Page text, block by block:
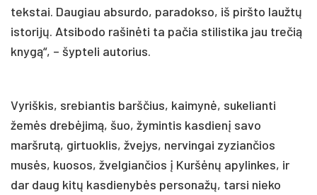
tekstai. Daugiau absurdo, paradokso, iš piršto laužtų
istorijų. Atsibodo rašinėti ta pačia stilistika jau trečią
knygą“, – šypteli autorius.
Vyriškis, srebiantis barščius, kaimynė, sukelianti
žemės drebėjimą, šuo, žymintis kasdienį savo
maršrutą, girtuoklis, žvejys, nervingai zyziančios
musės, kuosos, žvelgiančios į Kuršėnų apylinkes, ir
dar daug kitų kasdienybės personažų, tarsi nieko